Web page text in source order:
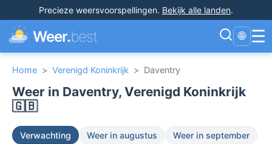
Precieze weersvoorspellingen. Bekijk alle landen.
Weer.best 🌐 ☰
Home > Verenigd Koninkrijk > Daventry
Weer in Daventry, Verenigd Koninkrijk
🇬🇧
Verwachting Weer in augustus
Weer in september